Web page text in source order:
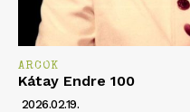
ARCOK
Kátay Endre 100
2026.02.19.